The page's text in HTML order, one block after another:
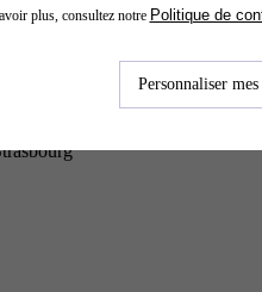
plus, consultez notre Politique de
Personnaliser